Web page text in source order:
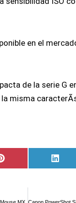
en el
de la serie G
misma
Compartir
en
Pinterest
en